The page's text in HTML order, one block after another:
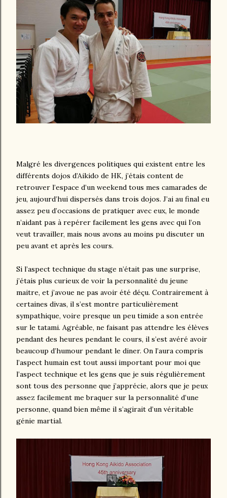
Malgré les divergences politiques qui existent entre les
différents dojos d’Aikido de HK, j’étais content de
retrouver l’espace d’un weekend tous mes camarades de
jeu, aujourd’hui dispersés dans trois dojos. J’ai au final eu
assez peu d’occasions de pratiquer avec eux, le monde
n’aidant pas à repérer facilement les gens avec qui l’on
veut travailler, mais nous avons au moins pu discuter un
peu avant et après les cours.
Si l’aspect technique du stage n’était pas une surprise,
j’étais plus curieux de voir la personnalité du jeune
maitre, et j’avoue ne pas avoir été déçu. Contrairement à
certaines divas, il s’est montre particulièrement
sympathique, voire presque un peu timide a son entrée
sur le tatami. Agréable, ne faisant pas attendre les élèves
pendant des heures pendant le cours, il s’est avéré avoir
beaucoup d’humour pendant le diner. On l’aura compris
l’aspect humain est tout aussi important pour moi que
l’aspect technique et les gens que je suis régulièrement
sont tous des personne que j’apprécie, alors que je peux
assez facilement me braquer sur la personnalité d’une
personne, quand bien même il s’agirait d’un véritable
génie martial.